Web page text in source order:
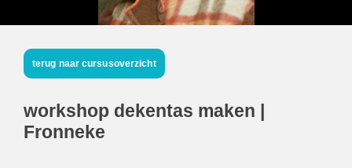
terug naar cursusoverzicht
workshop dekentas maken |
Fronneke